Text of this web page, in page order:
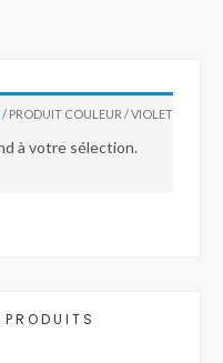
/ PRODUIT COULEUR / VIOLET
à votre sélection.